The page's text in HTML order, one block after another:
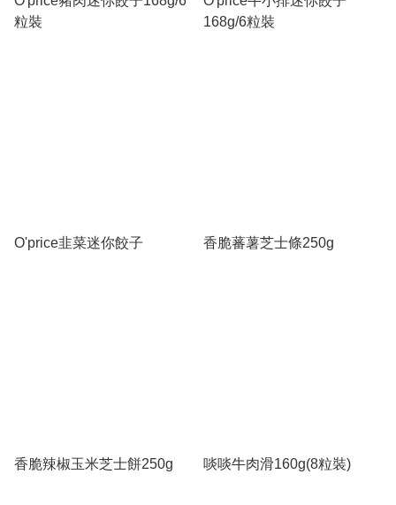
粒裝
168g/6粒裝
O'price韭菜迷你餃子 香脆蕃薯芝士條250g
香脆辣椒玉米芝士餅250g 啖啖牛肉滑160g(8粒裝)